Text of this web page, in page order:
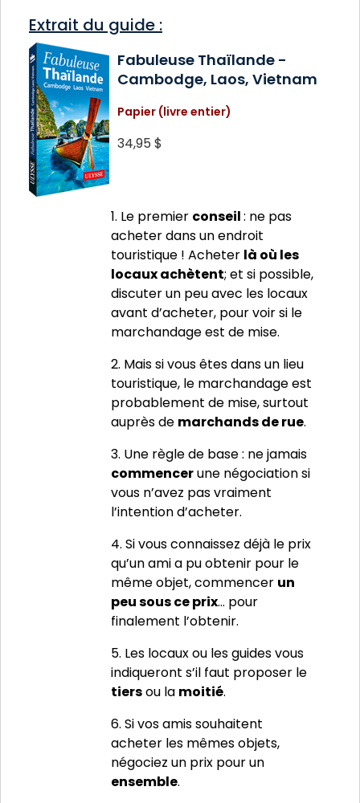
Extrait du guide :
Fabuleuse Thaïlande -
Cambodge, Laos, Vietnam
Papier (livre entier)
34,95 $
1. Le premier conseil: ne pas
acheter dans un endroit
touristique ! Acheter là où les
locaux achètent; et si possible,
discuter un peu avec les locaux
avant d’acheter, pour voir si le
marchandage est de mise.
2. Mais si vous êtes dans un lieu
touristique, le marchandage est
probablement de mise, surtout
auprès de marchands de rue.
3. Une règle de base : ne jamais
commencerune négociation si
vous n’avez pas vraiment
l’intention d’acheter.
4. Si vous connaissez déjà le prix
qu’un ami a pu obtenir pour le
même objet, commencer un
peu sous ce prix… pour
finalement l’obtenir.
5. Les locaux ou les guides vous
indiqueront s’il faut proposer le
tiersou la moitié.
6. Si vos amis souhaitent
acheter les mêmes objets,
négociez un prix pour un
ensemble.